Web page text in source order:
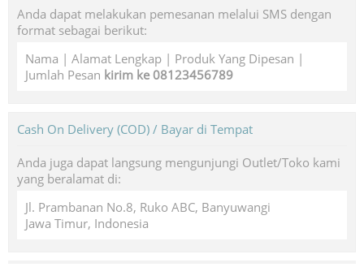
Anda dapat melakukan pemesanan melalui SMS dengan
format sebagai berikut:
Nama | Alamat Lengkap | Produk Yang Dipesan |
Jumlah Pesan kirim ke 08123456789
Cash On Delivery (COD) / Bayar di Tempat
Anda juga dapat langsung mengunjungi Outlet/Toko kami
yang beralamat di:
Jl. Prambanan No.8, Ruko ABC, Banyuwangi
Jawa Timur, Indonesia